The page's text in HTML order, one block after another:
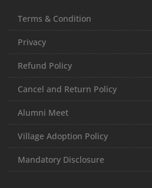
Terms & Condition
Privacy
Refund Policy
Cancel and Return Policy
Alumni Meet
Village Adoption Policy
Mandatory Disclosure